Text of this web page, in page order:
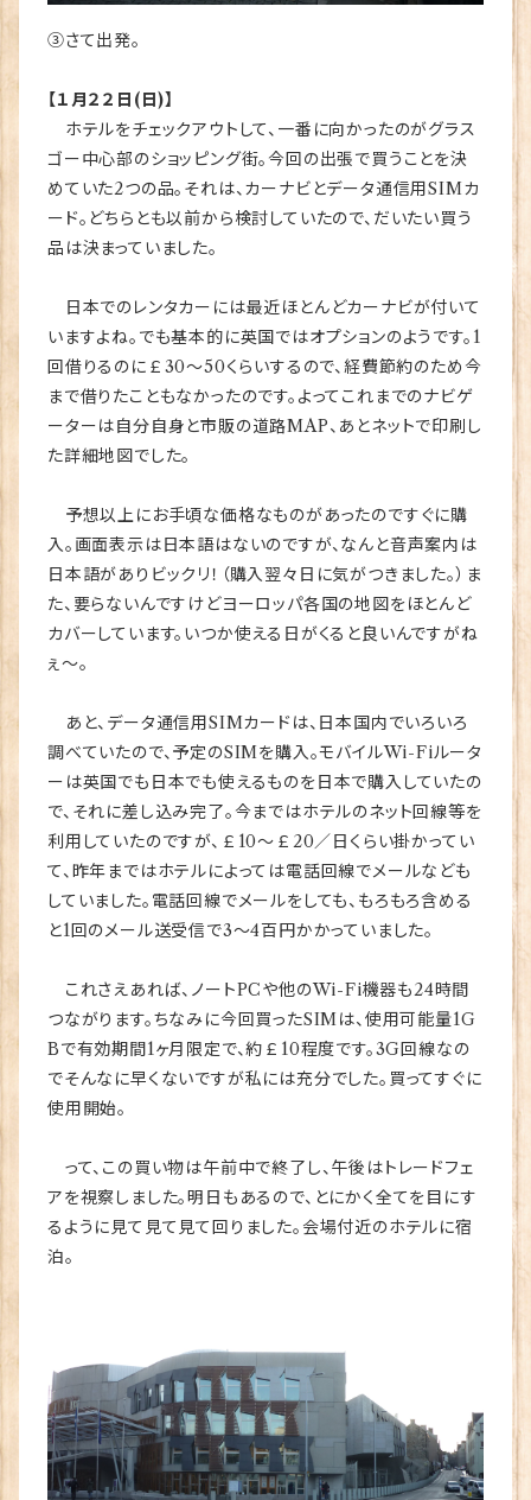
③さて出発。
【１月２２日(日)】
ホテルをチェックアウトして、一番に向かったのがグラス
ゴー中心部のショッピング街。今回の出張で買うことを決
めていた2つの品。それは、カーナビとデータ通信用SIMカ
ード。どちらとも以前から検討していたので、だいたい買う
品は決まっていました。
日本でのレンタカーには最近ほとんどカーナビが付いて
いますよね。でも基本的に英国ではオプションのようです。1
回借りるのに￡30～50くらいするので、経費節約のため今
まで借りたこともなかったのです。よってこれまでのナビゲ
ーターは自分自身と市販の道路MAP、あとネットで印刷し
た詳細地図でした。
予想以上にお手頃な価格なものがあったのですぐに購
入。画面表示は日本語はないのですが、なんと音声案内は
日本語がありビックリ！（購入翌々日に気がつきました。）ま
た、要らないんですけどヨーロッパ各国の地図をほとんど
カバーしています。いつか使える日がくると良いんですがね
ぇ～。
あと、データ通信用SIMカードは、日本国内でいろいろ
調べていたので、予定のSIMを購入。モバイルWi-Fiルータ
ーは英国でも日本でも使えるものを日本で購入していたの
で、それに差し込み完了。今まではホテルのネット回線等を
利用していたのですが、￡10～￡20／日くらい掛かってい
て、昨年まではホテルによっては電話回線でメールなども
していました。電話回線でメールをしても、もろもろ含める
と1回のメール送受信で3～4百円かかっていました。
これさえあれば、ノートPCや他のWi-Fi機器も24時間
つながります。ちなみに今回買ったSIMは、使用可能量1G
Bで有効期間1ヶ月限定で、約￡10程度です。3G回線なの
でそんなに早くないですが私には充分でした。買ってすぐに
使用開始。
って、この買い物は午前中で終了し、午後はトレードフェ
アを視察しました。明日もあるので、とにかく全てを目にす
るように見て見て見て回りました。会場付近のホテルに宿
泊。